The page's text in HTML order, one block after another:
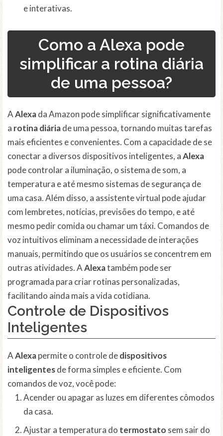
e interativas.
Como a Alexa pode
simplificar a rotina diária
de uma pessoa?
AAlexada Amazon pode simplificar significativamente
a rotina diáriade uma pessoa, tornando muitas tarefas
mais eficientes e convenientes. Com a capacidade de se
conectar a diversos dispositivos inteligentes, aAlexa
pode controlar a iluminação, o sistema de som, a
temperatura e até mesmo sistemas de segurança de
uma casa. Além disso, a assistente virtual pode ajudar
com lembretes, notícias, previsões do tempo, e até
mesmo pedir comida ou chamar um táxi. Comandos de
voz intuitivos eliminam a necessidade de interações
manuais, permitindo que os usuários se concentrem em
outras atividades. AAlexatambém pode ser
programada para criar rotinas personalizadas,
facilitando ainda mais a vida cotidiana.
Controle de Dispositivos
Inteligentes
AAlexapermite o controle dedispositivos
inteligentesde forma simples e eficiente. Com
comandos de voz, você pode:
Acender ou apagar as luzes em diferentes cômodos
da casa.
Ajustar a temperatura do termostato sem sair do